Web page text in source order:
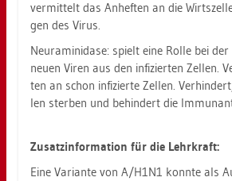
ver­mit­telt das An­hef­ten an die
gen des Virus.
Neur­ami­ni­da­se: spielt eine Rolle bei
neuen Viren aus den in­fi­zier­ten Zel­len.
ten an schon in­fi­zier­te Zel­len.
len ster­ben und be­hin­dert die
Zu­satz­in­for­ma­ti­on für die Lehr­kraft:
Eine Va­ri­an­te von A/H1N1 konn­te als